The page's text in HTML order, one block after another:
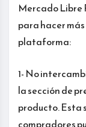
Mercado Libre
para hacer
plataforma:
1- No
la sección de
producto. Esta
compradores